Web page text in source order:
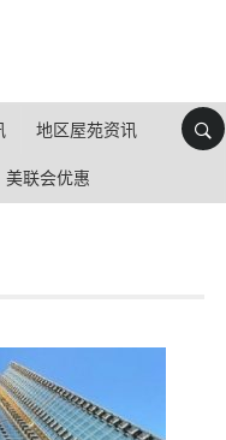
地区屋苑资讯
美联会优惠